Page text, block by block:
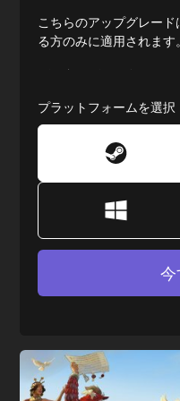
こちらのアップグレー
る方のみに適用されます。
デジタルデラックスア
- HUMANKIND™ オリジ
- ユニット＆テックツ
- HUMANKIND™ Notre-
- ゲーム本編は含まれま
プラットフォームを選択
今